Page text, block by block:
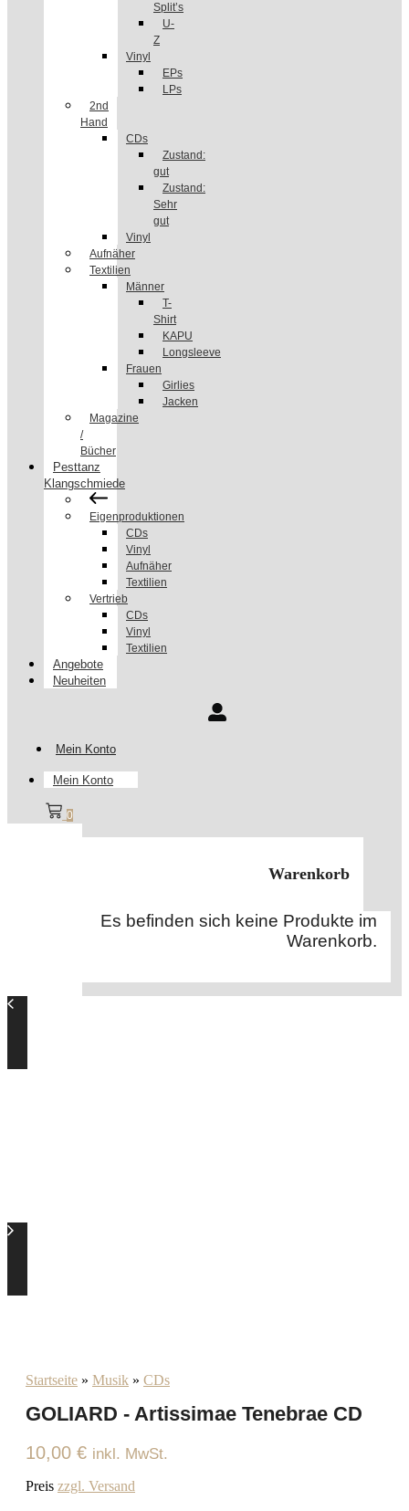
Split’s
U-
Z
Vinyl
EPs
LPs
2nd
Hand
CDs
Zustand:
gut
Zustand:
Sehr
gut
Vinyl
Aufnäher
Textilien
Männer
T-
Shirt
KAPU
Longsleeve
Frauen
Girlies
Jacken
Magazine
/
Bücher
Pesttanz
Klangschmiede
Eigenproduktionen
CDs
Vinyl
Aufnäher
Textilien
Vertrieb
CDs
Vinyl
Textilien
Angebote
Neuheiten
Mein Konto
Mein Konto
0
Warenkorb
Es befinden sich keine Produkte im
Warenkorb.
Startseite » Musik » CDs
GOLIARD - Artissimae Tenebrae CD
10,00 € inkl. MwSt.
Preis zzgl. Versand